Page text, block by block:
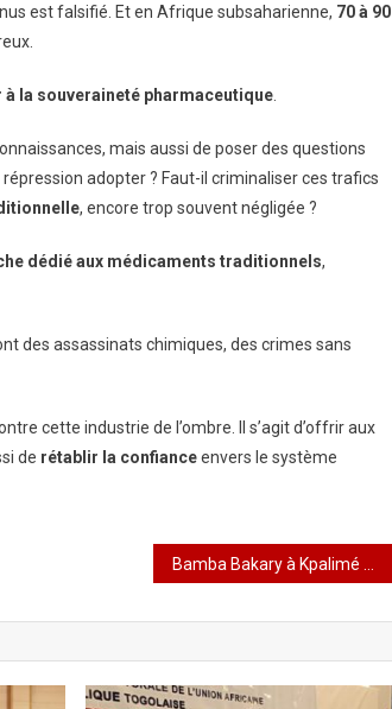
est falsifié. Et en Afrique subsaharienne, 70 à 90
à la souveraineté pharmaceutique
mais aussi de poser des questions
adopter ? Faut-il criminaliser ces trafics
, encore trop souvent négligée ?
dédié aux médicaments traditionnels,
des assassinats chimiques, des crimes sans
cette industrie de l’ombre. Il s’agit d’offrir aux
de rétablir la confianceenvers le système